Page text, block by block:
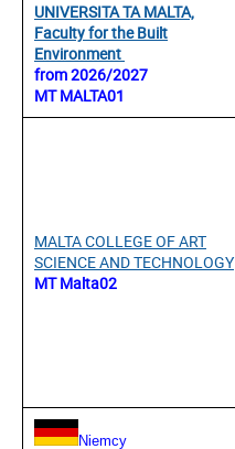
UNIVERSITA TA MALTA,
Faculty for the Built
Environment
from 2026/2027
MT MALTA01
MALTA COLLEGE OF ART
SCIENCE AND TECHNOLOGY
MT Malta02
Niemcy